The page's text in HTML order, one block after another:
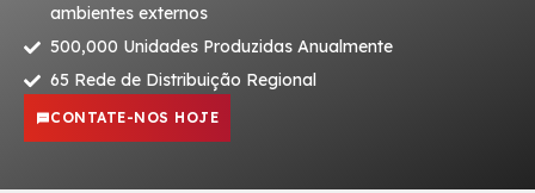
ambientes externos
500,000 Unidades Produzidas Anualmente
65 Rede de Distribuição Regional
CONTATE-NOS HOJE